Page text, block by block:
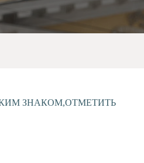
ЗНАКОМ,ОТМЕТИТЬ